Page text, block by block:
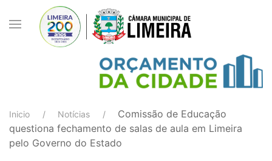
Inicio Notícias
Comissão de Educação
questiona fechamento de salas de aula em Limeira
pelo Governo do Estado